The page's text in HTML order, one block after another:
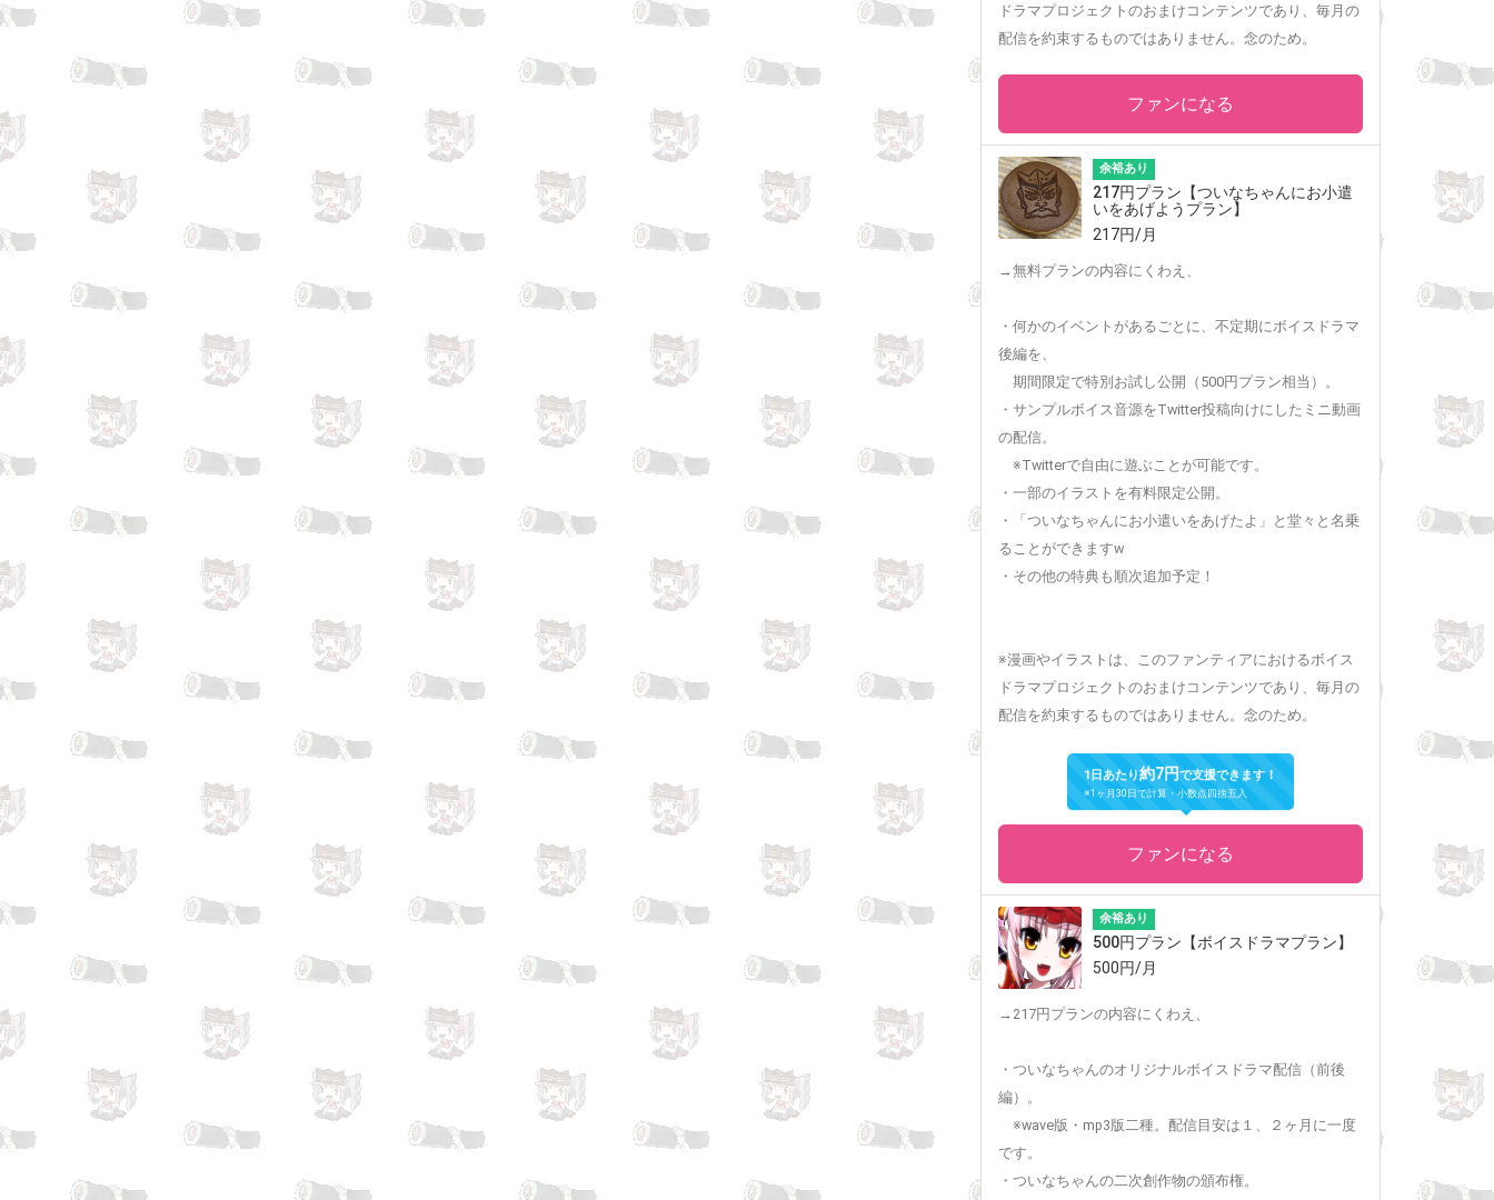
ドラマプロジェクトのおまけコンテンツであり、毎月の
配信を約束するものではありません。念のため。
ファンになる
余裕あり
217円プラン【ついなちゃんにお小遣
いをあげようプラン】
217円/月
→無料プランの内容にくわえ、
・何かのイベントがあるごとに、不定期にボイスドラマ
後編を、
期間限定で特別お試し公開（500円プラン相当）。
・サンプルボイス音源をTwitter投稿向けにしたミニ動画
の配信。
※Twitterで自由に遊ぶことが可能です。
・一部のイラストを有料限定公開。
・「ついなちゃんにお小遣いをあげたよ」と堂々と名乗
ることができますw
・その他の特典も順次追加予定！
※漫画やイラストは、このファンティアにおけるボイス
ドラマプロジェクトのおまけコンテンツであり、毎月の
配信を約束するものではありません。念のため。
1日あたり約7円で支援できます！
※1ヶ月30日で計算・小数点四捨五入
ファンになる
余裕あり
500円プラン【ボイスドラマプラン】
500円/月
→217円プランの内容にくわえ、
・ついなちゃんのオリジナルボイスドラマ配信（前後
編）。
※wave版・mp3版二種。配信目安は１、２ヶ月に一度
です。
・ついなちゃんの二次創作物の頒布権。